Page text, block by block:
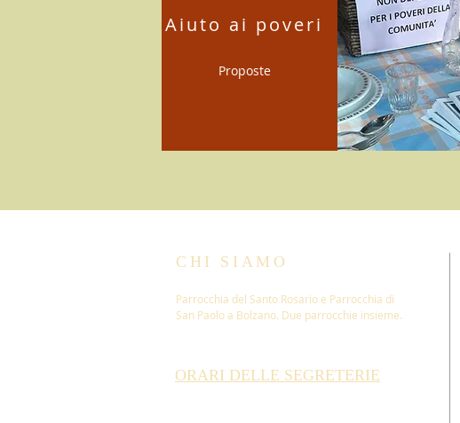
Aiuto ai poveri
Proposte
CHI SIAMO
Parrocchia del Santo Rosario e Parrocchia di
San Paolo a Bolzano. Due parrocchie insieme.
ORARI DELLE SEGRETERIE